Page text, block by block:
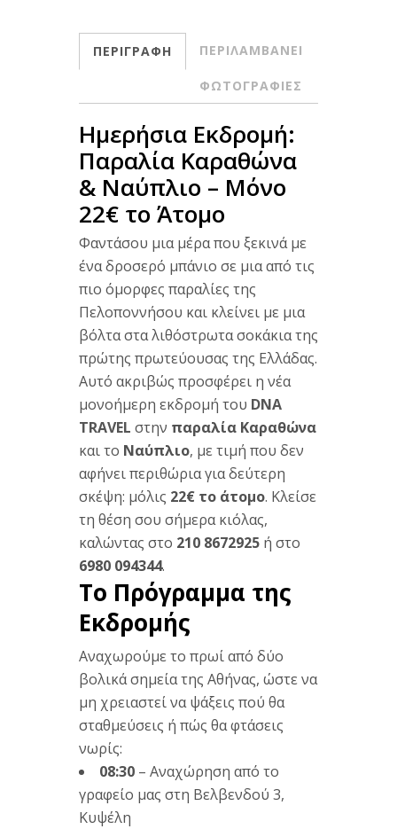
ΠΕΡΙΓΡΑΦΗ ΠΕΡΙΛΑΜΒΑΝΕΙ
ΦΩΤΟΓΡΑΦΙΕΣ
Ημερήσια Εκδρομή:
Παραλία Καραθώνα
& Ναύπλιο – Μόνο
22€ το Άτομο
Φαντάσου μια μέρα που ξεκινά με
ένα δροσερό μπάνιο σε μια από τις
πιο όμορφες παραλίες της
Πελοποννήσου και κλείνει με μια
βόλτα στα λιθόστρωτα σοκάκια της
πρώτης πρωτεύουσας της Ελλάδας.
Αυτό ακριβώς προσφέρει η νέα
μονοήμερη εκδρομή του DNA
TRAVEL στην παραλία Καραθώνα
και το Ναύπλιο, με τιμή που δεν
αφήνει περιθώρια για δεύτερη
σκέψη: μόλις 22€ το άτομο. Κλείσε
τη θέση σου σήμερα κιόλας,
καλώντας στο 210 8672925 ή στο
6980 094344.
Το Πρόγραμμα της
Εκδρομής
Αναχωρούμε το πρωί από δύο
βολικά σημεία της Αθήνας, ώστε να
μη χρειαστεί να ψάξεις πού θα
σταθμεύσεις ή πώς θα φτάσεις
νωρίς:
08:30 – Αναχώρηση από το
γραφείο μας στη Βελβενδού 3,
Κυψέλη